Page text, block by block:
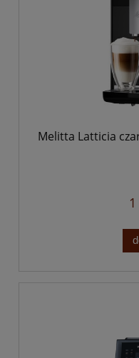
Melitta Latticia